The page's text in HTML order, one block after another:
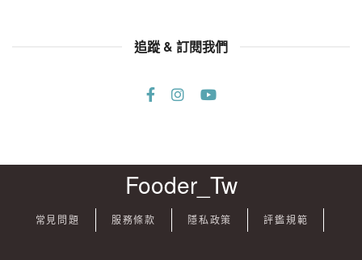
追蹤 & 訂閱我們
Fooder_Tw
常見問題 服務條款 隱私政策 評鑑規範